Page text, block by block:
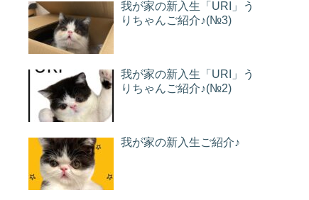
我が家の新入生「URI」う
りちゃんご紹介♪(№3)
我が家の新入生「URI」う
りちゃんご紹介♪(№2)
我が家の新入生ご紹介♪